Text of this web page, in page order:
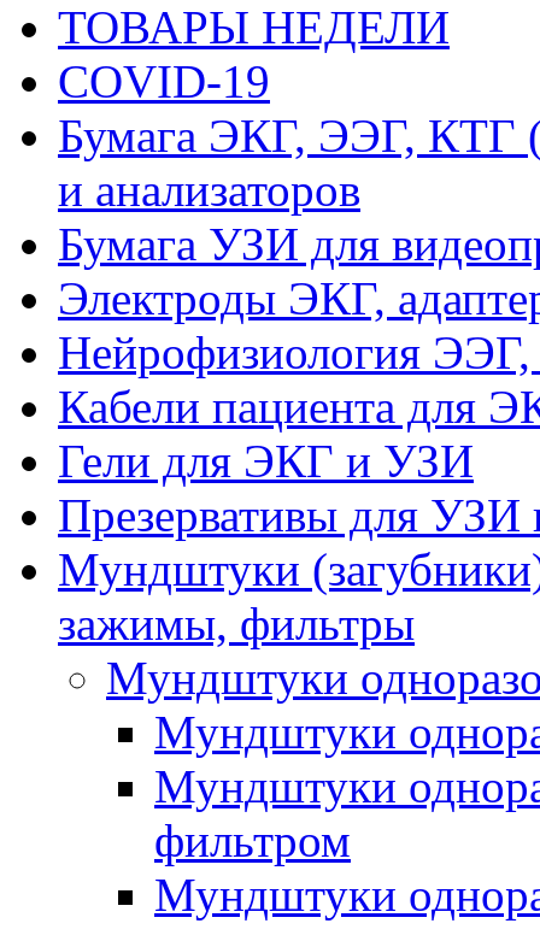
ТОВАРЫ НЕДЕЛИ
COVID-19
Бумага ЭКГ, ЭЭГ, КТГ
и анализаторов
Бумага УЗИ для
Электроды ЭКГ,
Нейрофизиология
Кабели пациента для
Гели для ЭКГ и УЗИ
Презервативы для УЗИ
Мундштуки
зажимы, фильтры
Мундштуки
Мундштуки
Мундштуки
фильтром
Мундштуки